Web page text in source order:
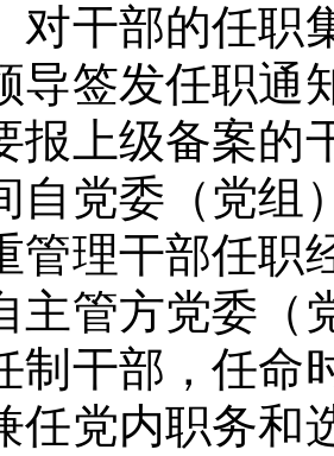
对干部的任职
导签发任职通
报上级备案的
自党委（党组
管理干部任职
主管方党委（
制干部，任命
任党内职务和